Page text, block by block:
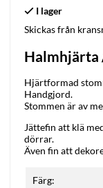
Skickas från
Halmhjärta
Hjärtformad
Handgjord.
Stommen är av
Jättefin att klä
dörrar.
Även fin att
Färg: